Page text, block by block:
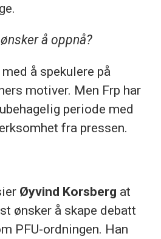
å oppnå?
å spekulere på
motiver. Men Frp har
periode med
fra pressen.
Øyvind Korsberg at
ønsker å skape debatt
PFU-ordningen. Han